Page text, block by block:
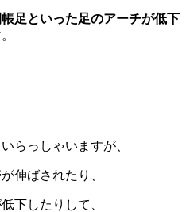
足といった足のアーチが低下
らっしゃいますが、
伸ばされたり、
下したりして、